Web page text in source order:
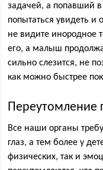
задачей, а попавший в
попытаться увидеть и
не видите инородное
его, а малыш
сильно слезится, не
как можно быстрее
Переутомление
Все наши органы
глаз, а тем более у
физических, так и